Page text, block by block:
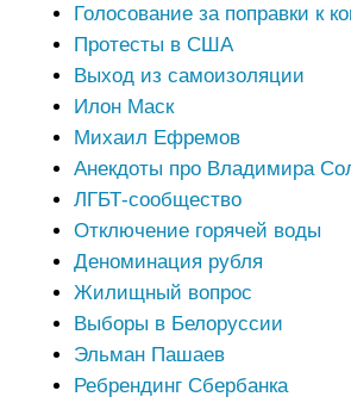
Голосование за поправки к
Протесты в США
Выход из самоизоляции
Илон Маск
Михаил Ефремов
Анекдоты про Владимира
ЛГБТ-сообщество
Отключение горячей воды
Деноминация рубля
Жилищный вопрос
Выборы в Белоруссии
Эльман Пашаев
Ребрендинг Сбербанка